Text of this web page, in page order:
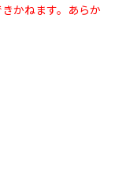
かねます。あらか